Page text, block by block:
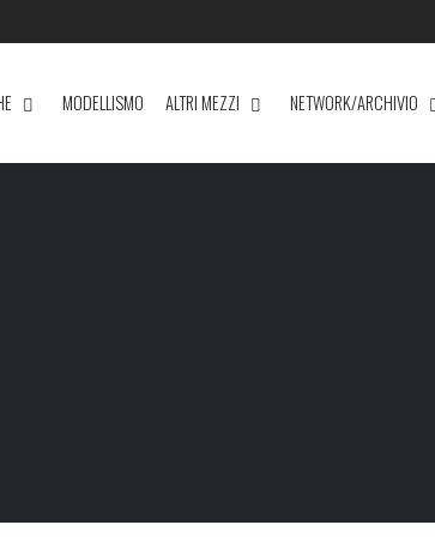
MODELLISMO ALTRI MEZZI NETWORK/ARCHIVIO